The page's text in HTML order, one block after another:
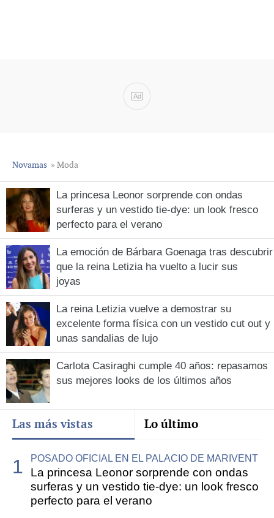
Ad
Novamas » Moda
La princesa Leonor sorprende con ondas
surferas y un vestido tie-dye: un look fresco
perfecto para el verano
La emoción de Bárbara Goenaga tras descubrir
que la reina Letizia ha vuelto a lucir sus
joyas
La reina Letizia vuelve a demostrar su
excelente forma física con un vestido cut out y
unas sandalias de lujo
Carlota Casiraghi cumple 40 años: repasamos
sus mejores looks de los últimos años
Las más vistas Lo último
POSADO OFICIAL EN EL PALACIO DE MARIVENT
La princesa Leonor sorprende con ondas
surferas y un vestido tie-dye: un look fresco
perfecto para el verano